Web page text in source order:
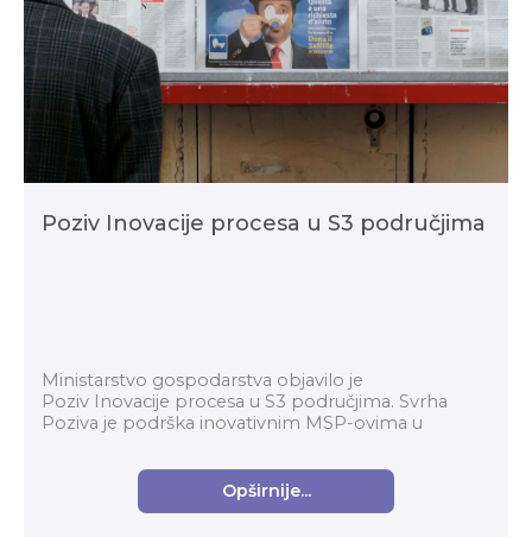
Poziv Inovacije procesa u S3 područjima
Ministarstvo gospodarstva objavilo je
Poziv Inovacije procesa u S3 područjima. Svrha
Poziva je podrška inovativnim MSP-ovima u
inovativnih proizvoda...
Opširnije...